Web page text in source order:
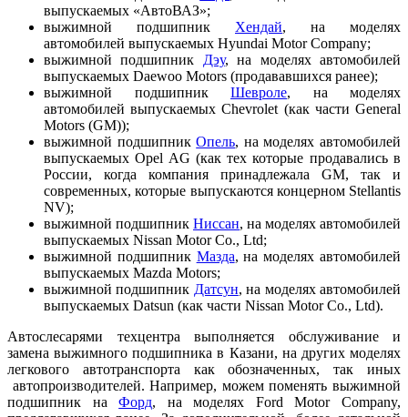
выпускаемых «АвтоВАЗ»;
выжимной подшипник Хендай, на моделях
автомобилей выпускаемых Hyundai Motor Company;
выжимной подшипник Дэу, на моделях автомобилей
выпускаемых Daewoo Motors (продававшихся ранее);
выжимной подшипник Шевроле, на моделях
автомобилей выпускаемых Chevrolet (как части General
Motors (GM));
выжимной подшипникОпель, на моделях автомобилей
выпускаемых Opel AG (как тех которые продавались в
России, когда компания принадлежала GM, так и
современных, которые выпускаются концерном Stellantis
NV);
выжимной подшипник Ниссан, на моделях автомобилей
выпускаемых Nissan Motor Co., Ltd;
выжимной подшипник Мазда, на моделях автомобилей
выпускаемых Mazda Motors;
выжимной подшипник Датсун, на моделях автомобилей
выпускаемых Datsun (как части Nissan Motor Co., Ltd).
Автослесарями техцентра выполняется обслуживание и
замена выжимного подшипника в Казани, на других моделях
легкового автотранспорта как обозначенных, так иных
автопроизводителей. Например, можем поменять выжимной
подшипник наФорд, на моделях Ford Motor Company,